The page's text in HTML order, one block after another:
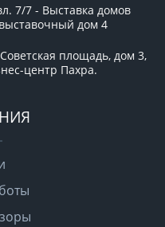
7/7 - Выставка домов
дом 4
площадь, дом 3,
центр Пахра.